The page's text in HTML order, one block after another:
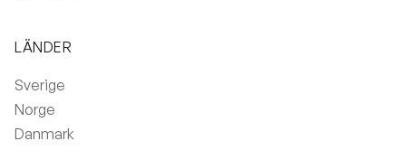
LÄNDER
Sverige
Norge
Danmark